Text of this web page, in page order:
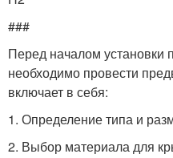
###
Перед началом
необходимо провести
включает в себя:
1. Определение типа и
2. Выбор материала для